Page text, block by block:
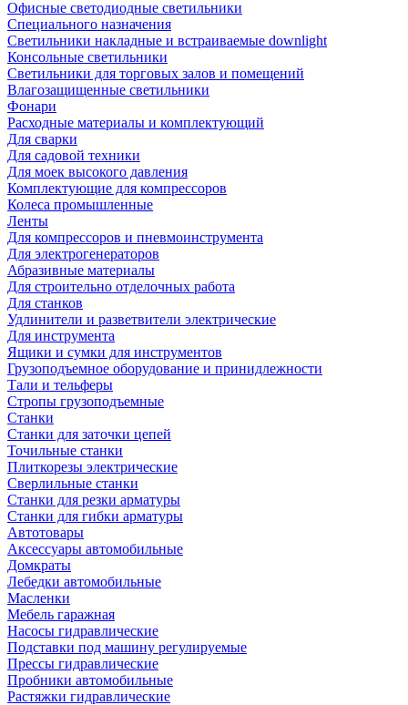
Офисные светодиодные светильники
Специального назначения
Светильники накладные и встраиваемые downlight
Консольные светильники
Светильники для торговых залов и помещений
Влагозащищенные светильники
Фонари
Расходные материалы и комплектующий
Для сварки
Для садовой техники
Для моек высокого давления
Комплектующие для компрессоров
Колеса промышленные
Ленты
Для компрессоров и пневмоинструмента
Для электрогенераторов
Абразивные материалы
Для строительно отделочных работа
Для станков
Удлинители и разветвители электрические
Для инструмента
Ящики и сумки для инструментов
Грузоподъемное оборудование и принидлежности
Тали и тельферы
Стропы грузоподъемные
Станки
Станки для заточки цепей
Точильные станки
Плиткорезы электрические
Сверлильные станки
Станки для резки арматуры
Станки для гибки арматуры
Автотовары
Аксессуары автомобильные
Домкраты
Лебедки автомобильные
Масленки
Мебель гаражная
Насосы гидравлические
Подставки под машину регулируемые
Прессы гидравлические
Пробники автомобильные
Растяжки гидравлические